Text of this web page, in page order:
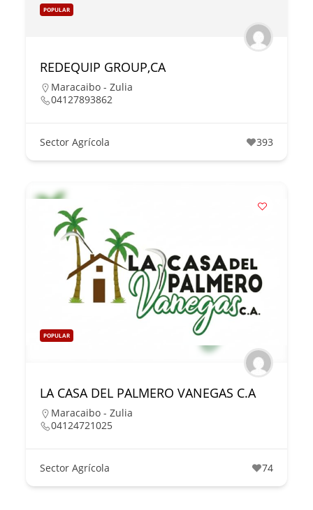
POPULAR
REDEQUIP GROUP,CA
Maracaibo - Zulia
04127893862
Sector Agrícola 393
POPULAR
LA CASA DEL PALMERO VANEGAS C.A
Maracaibo - Zulia
04124721025
Sector Agrícola 74